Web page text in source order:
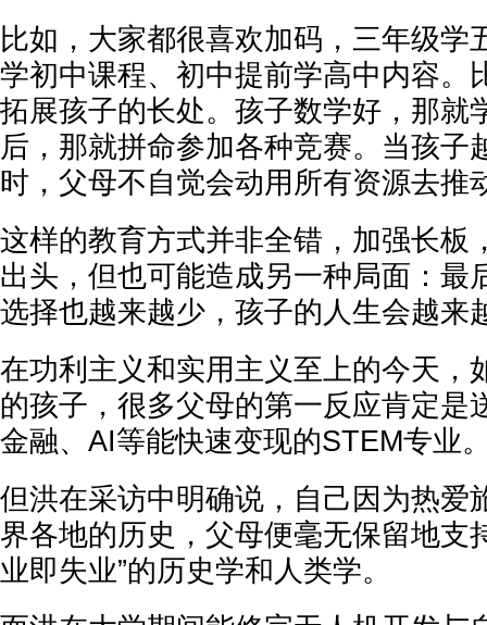
比如，大家都很喜欢加码，三年级学
学初中课程、初中提前学高中内容。
拓展孩子的长处。孩子数学好，那就
后，那就拼命参加各种竞赛。当孩子
时，父母不自觉会动用所有资源去推
这样的教育方式并非全错，加强长板
出头，但也可能造成另一种局面：最
选择也越来越少，孩子的人生会越来
在功利主义和实用主义至上的今天，
的孩子，很多父母的第一反应肯定是
金融、AI等能快速变现的STEM专业
但洪在采访中明确说，自己因为热爱
界各地的历史，父母便毫无保留地支
业即失业”的历史学和人类学。